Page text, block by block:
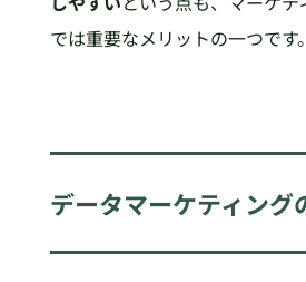
では重要なメリットの一つです。
データマーケティング